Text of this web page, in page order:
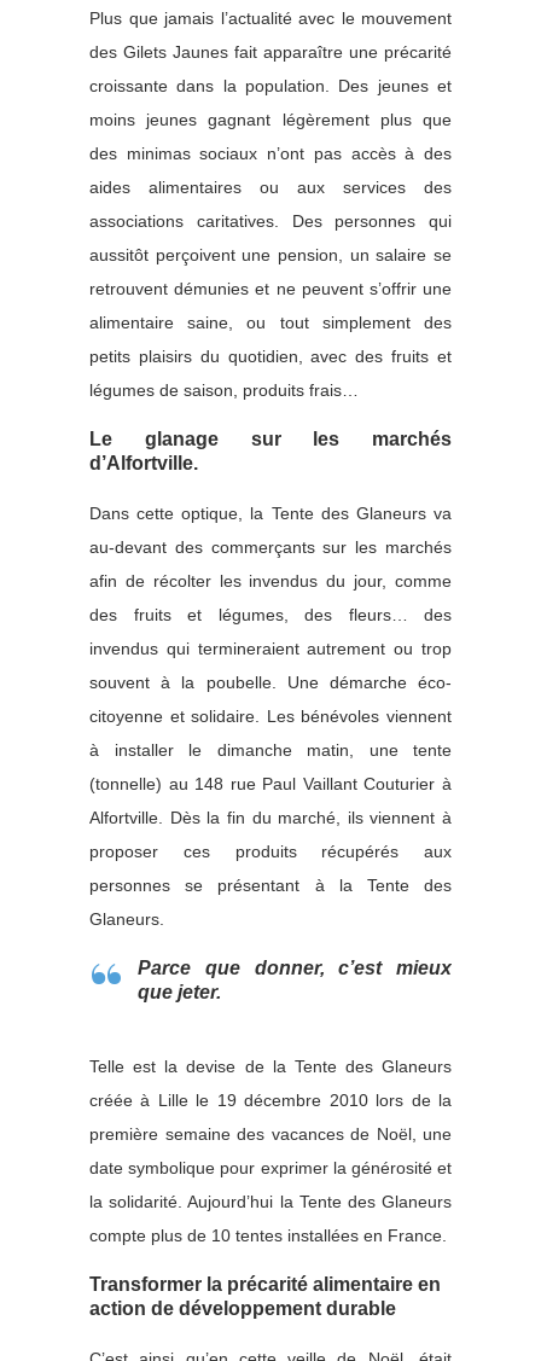
Plus que jamais l’actualité avec le mouvement
des Gilets Jaunes fait apparaître une précarité
croissante dans la population. Des jeunes et
moins jeunes gagnant légèrement plus que
des minimas sociaux n’ont pas accès à des
aides alimentaires ou aux services des
associations caritatives. Des personnes qui
aussitôt perçoivent une pension, un salaire se
retrouvent démunies et ne peuvent s’offrir une
alimentaire saine, ou tout simplement des
petits plaisirs du quotidien, avec des fruits et
légumes de saison, produits frais…
Le glanage sur les marchés
d’Alfortville.
Dans cette optique, la Tente des Glaneurs va
au-devant des commerçants sur les marchés
afin de récolter les invendus du jour, comme
des fruits et légumes, des fleurs… des
invendus qui termineraient autrement ou trop
souvent à la poubelle. Une démarche éco-
citoyenne et solidaire. Les bénévoles viennent
à installer le dimanche matin, une tente
(tonnelle) au 148 rue Paul Vaillant Couturier à
Alfortville. Dès la fin du marché, ils viennent à
proposer ces produits récupérés aux
personnes se présentant à la Tente des
Glaneurs.
Parce que donner, c’est mieux
que jeter.
Telle est la devise de la Tente des Glaneurs
créée à Lille le 19 décembre 2010 lors de la
première semaine des vacances de Noël, une
date symbolique pour exprimer la générosité et
la solidarité. Aujourd’hui la Tente des Glaneurs
compte plus de 10 tentes installées en France.
Transformer la précarité alimentaire en
action de développement durable